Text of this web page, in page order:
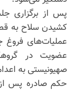
پس از برگزاری
کشیدن سلاح به
عملیات‌های فروغ
عضویت در
صهیونیستی به
حکم صادره پس از